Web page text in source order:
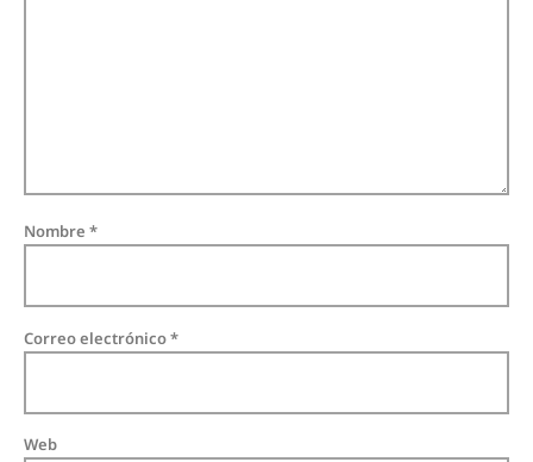
Nombre *
Correo electrónico*
Web